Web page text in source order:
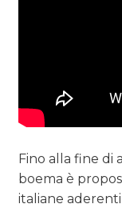
Fino alla fine di
boema è
italiane